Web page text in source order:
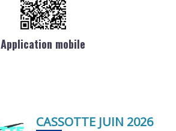
Application mobile
CASSOTTE JUIN 2026